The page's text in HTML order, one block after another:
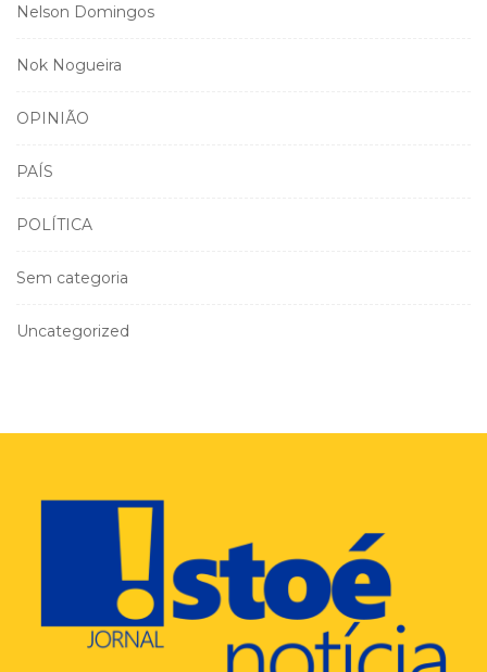
Nelson Domingos
Nok Nogueira
OPINIÃO
PAÍS
POLÍTICA
Sem categoria
Uncategorized